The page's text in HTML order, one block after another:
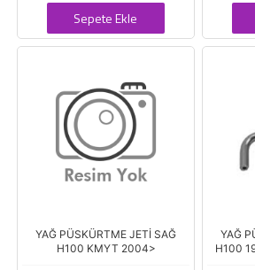
Sepete Ekle
YAĞ PÜSKÜRTME JETİ SAĞ
H100 KMYT 2004>
YAĞ
H100